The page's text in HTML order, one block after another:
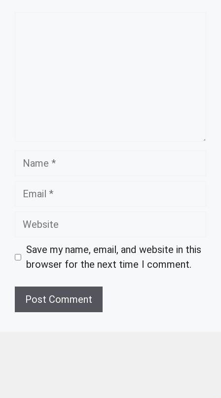
Name
Email
Website
Save my name, email, and website in this
browser for the next time I comment.